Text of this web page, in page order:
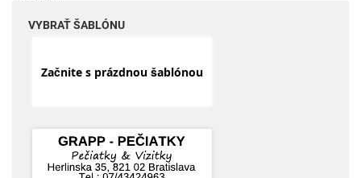
VYBRAŤ ŠABLÓNU
Začnite s prázdnou šablónou